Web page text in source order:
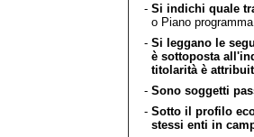
- Si indichi quale
o Piano programma
- Si leggano le
è sottoposta
titolarità è
- Sono soggetti
- Sotto il profilo
stessi enti in